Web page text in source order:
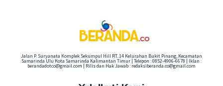
Jalan P. Suryanata Komplek Sekumpul Hill RT. 14 Kelurahan Bukit Pinang, Kecamatan
Samarinda Ulu Kota Samarinda Kalimantan Timur | Telepon : 0852-4906-6678 | Iklan :
berandadotco@gmail.com | Rilis dan Hak Jawab : redaksiberanda.co@gmail.com